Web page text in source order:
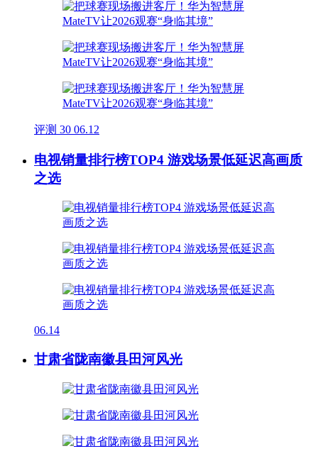
评测 30 06.12
电视销量排行榜TOP4 游戏场景低延迟高画质
之选
06.14
甘肃省陇南徽县田河风光